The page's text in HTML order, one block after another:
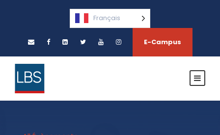
Français
E-Campus